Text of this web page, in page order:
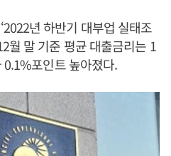
년 하반기 대부업 실태조
월 말 기준 평균 대출금리는 1
포인트 높아졌다.